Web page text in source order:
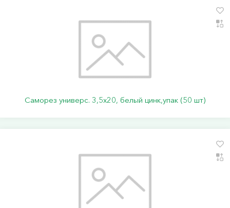
Саморез универс. 3,5х20, белый цинк,упак (50 шт)